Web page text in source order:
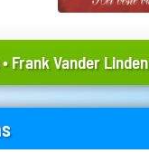
•Frank Vander Linden